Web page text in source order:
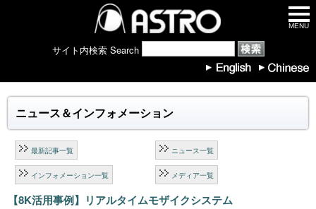
サイト内検索 Search
MENU
ニュース＆インフォメーション
最新記事一覧 ニュース一覧
インフォメーション一覧 メディア一覧
【8K活用事例】リアルタイムモザイクシステム